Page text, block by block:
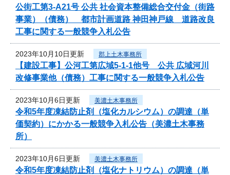
公街工第3-A21号 公共 社会資本整備総合交付金（街路
事業）（債務） 都市計画道路 神田神戸線 道路改良
工事に関する一般競争入札公告
2023年10月10日更新 郡上土木事務所
【建設工事】公河工第広域5-1-1他号 公共 広域河川
改修事業他（債務）工事に関する一般競争入札公告
2023年10月6日更新 美濃土木事務所
令和5年度凍結防止剤（塩化カルシウム）の調達（単
価契約）にかかる一般競争入札公告（美濃土木事務
所）
2023年10月6日更新 美濃土木事務所
令和5年度凍結防止剤（塩化ナトリウム）の調達（単